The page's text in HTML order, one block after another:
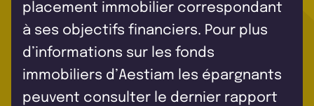
placement immobilier correspondant
à ses objectifs financiers. Pour plus
d’informations sur les fonds
immobiliers d’Aestiam les épargnants
peuvent consulter le dernier rapport